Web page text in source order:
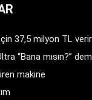
37,5 milyon TL
“Bana mısın?”
makine